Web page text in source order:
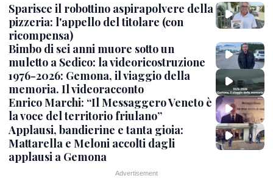
Sparisce il robottino aspirapolvere della
pizzeria: l'appello del titolare (con
ricompensa)
Bimbo di sei anni muore sotto un
muletto a Sedico: la videoricostruzione
1976-2026: Gemona, il viaggio della
memoria. Il videoracconto
Enrico Marchi: “Il Messaggero Veneto è
la voce del territorio friulano”
Applausi, bandierine e tanta gioia:
Mattarella e Meloni accolti dagli
applausi a Gemona